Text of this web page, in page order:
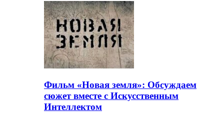
Фильм «Новая земля»: Обсуждаем
сюжет вместе с Искусственным
Интеллектом